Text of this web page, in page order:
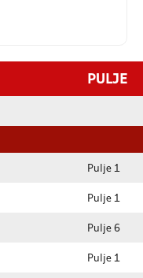
PULJE
Pulje 1
Pulje 1
Pulje 6
Pulje 1